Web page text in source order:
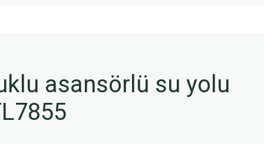
asansörlü su yolu